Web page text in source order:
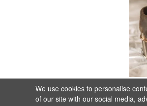
We use cookies to personalise
of our site with our social media,